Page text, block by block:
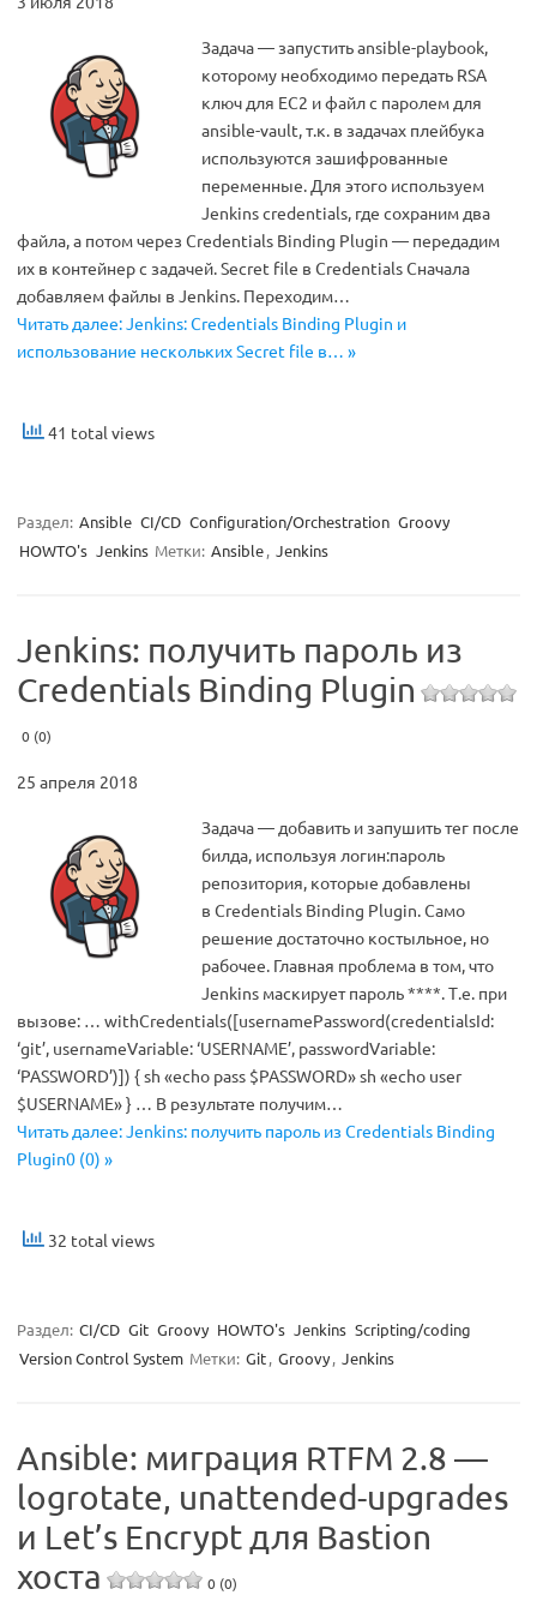
Задача — запустить ansible-playbook,
которому необходимо передать RSA
ключ для EC2 и файл с паролем для
ansible-vault, т.к. в задачах плейбука
используются зашифрованные
переменные. Для этого используем
Jenkins credentials, где сохраним два
файла, а потом через Credentials Binding Plugin — передадим
их в контейнер с задачей. Secret file в Credentials Сначала
добавляем файлы в Jenkins. Переходим…
Читать далее: Jenkins: Credentials Binding Plugin и
использование нескольких Secret file в… »
41 total views
Раздел: Ansible CI/CD Configuration/Orchestration Groovy
HOWTO's Jenkins Метки: Ansible, Jenkins
Jenkins: получить пароль из
Credentials Binding Plugin
0 (0)
25 апреля 2018
Задача — добавить и запушить тег после
билда, используя логин:пароль
репозитория, которые добавлены
в Credentials Binding Plugin. Само
решение достаточно костыльное, но
рабочее. Главная проблема в том, что
Jenkins маскирует пароль ****. Т.е. при
вызове: … withCredentials([usernamePassword(credentialsId:
‘git’, usernameVariable: ‘USERNAME’, passwordVariable:
‘PASSWORD’)]) { sh «echo pass $PASSWORD» sh «echo user
$USERNAME» } … В результате получим…
Читать далее: Jenkins: получить пароль из Credentials Binding
Plugin0 (0) »
32 total views
Раздел: CI/CD Git Groovy HOWTO's Jenkins Scripting/coding
Version Control System Метки: Git, Groovy, Jenkins
Ansible: миграция RTFM 2.8 —
logrotate, unattended-upgrades
и Let’s Encrypt для Bastion
хоста
0 (0)